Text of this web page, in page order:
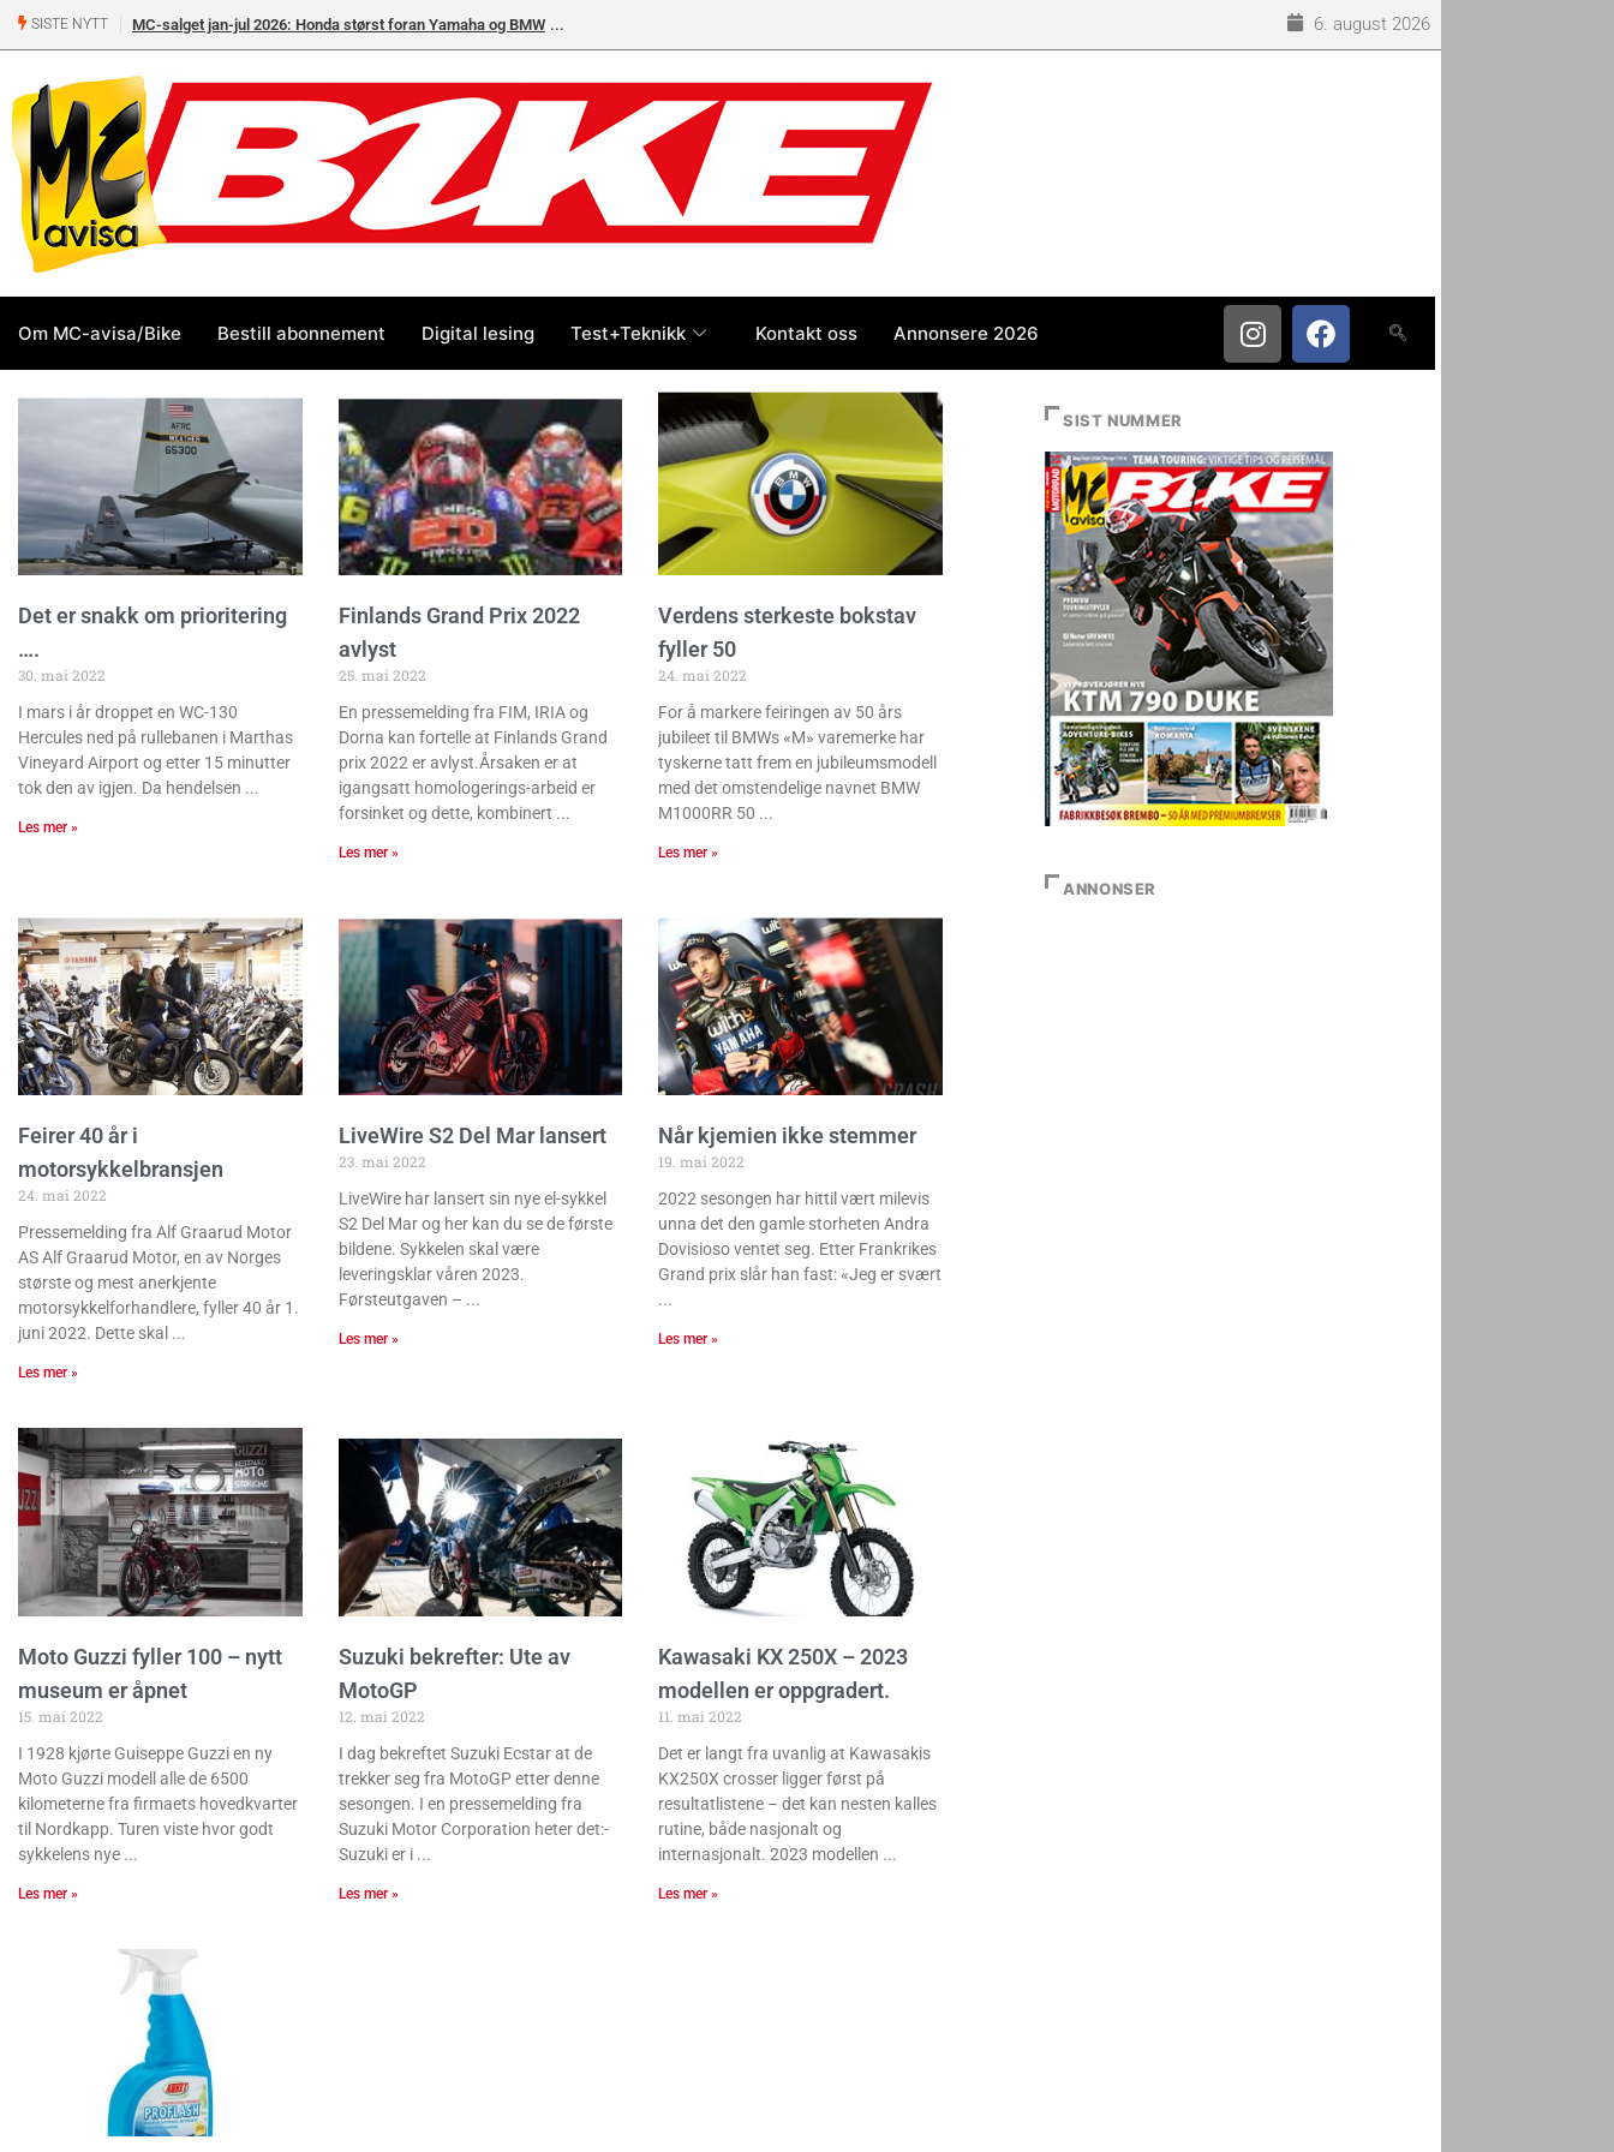
SISTE NYTT MC-salget jan-jul 2026: Honda størst foran Yamaha og BMW
R 1300 GS på pallen
6. august 2026
Om MC-avisa/Bike Bestill abonnement Digital lesing Test+Teknikk Kontakt oss Annonsere 2026
Det er snakk om prioritering
….
30. mai 2022
I mars i år droppet en WC-130
Hercules ned på rullebanen i Marthas
Vineyard Airport og etter 15 minutter
tok den av igjen. Da hendelsen
Les mer »
Finlands Grand Prix 2022
avlyst
25. mai 2022
En pressemelding fra FIM, IRIA og
Dorna kan fortelle at Finlands Grand
prix 2022 er avlyst.Årsaken er at
igangsatt homologerings-arbeid er
forsinket og dette, kombinert
Les mer »
Verdens sterkeste bokstav
fyller 50
24. mai 2022
For å markere feiringen av 50 års
jubileet til BMWs «M» varemerke har
tyskerne tatt frem en jubileumsmodell
med det omstendelige navnet BMW
M1000RR 50
Les mer »
Feirer 40 år i
motorsykkelbransjen
24. mai 2022
Pressemelding fra Alf Graarud Motor
AS Alf Graarud Motor, en av Norges
største og mest anerkjente
motorsykkelforhandlere, fyller 40 år 1.
juni 2022. Dette skal
Les mer »
LiveWire S2 Del Mar lansert
23. mai 2022
LiveWire har lansert sin nye el-sykkel
S2 Del Mar og her kan du se de første
bildene. Sykkelen skal være
leveringsklar våren 2023.
Førsteutgaven –
Les mer »
Når kjemien ikke stemmer
19. mai 2022
2022 sesongen har hittil vært milevis
unna det den gamle storheten Andra
Dovisioso ventet seg. Etter Frankrikes
Grand prix slår han fast: «Jeg er svært
Les mer »
Moto Guzzi fyller 100 – nytt
museum er åpnet
15. mai 2022
I 1928 kjørte Guiseppe Guzzi en ny
Moto Guzzi modell alle de 6500
kilometerne fra firmaets hovedkvarter
til Nordkapp. Turen viste hvor godt
sykkelens nye
Les mer »
Suzuki bekrefter: Ute av
MotoGP
12. mai 2022
I dag bekreftet Suzuki Ecstar at de
trekker seg fra MotoGP etter denne
sesongen. I en pressemelding fra
Suzuki Motor Corporation heter det:-
Suzuki er i
Les mer »
Kawasaki KX 250X – 2023
modellen er oppgradert.
11. mai 2022
Det er langt fra uvanlig at Kawasakis
KX250X crosser ligger først på
resultatlistene – det kan nesten kalles
rutine, både nasjonalt og
internasjonalt. 2023 modellen
Les mer »
SIST NUMMER
ANNONSER